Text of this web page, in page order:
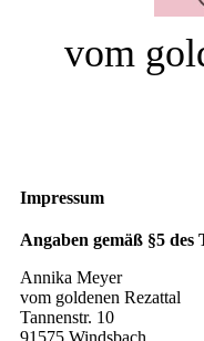
vom
Impressum
Angaben gemäß §5 des
Annika Meyer
vom goldenen Rezattal
Tannenstr. 10